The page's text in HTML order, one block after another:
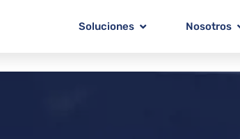
Soluciones Nosotros